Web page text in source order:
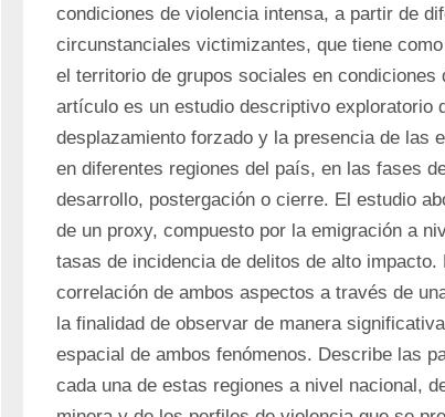
condiciones de violencia intensa, a partir de
circunstanciales victimizantes, que tiene
el territorio de grupos sociales en
artículo es un estudio descriptivo exploratorio
desplazamiento forzado y la presencia de las
en diferentes regiones del país, en las fases
desarrollo, postergación o cierre. El estudio
de un proxy, compuesto por la emigración a
tasas de incidencia de delitos de alto
correlación de ambos aspectos a través de
la finalidad de observar de manera
espacial de ambos fenómenos. Describe las
cada una de estas regiones a nivel nacional,